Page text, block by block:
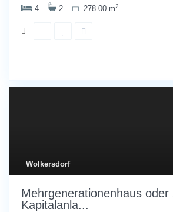
4
2 278.00 m2
Wolkersdorf
Mehrgenerationenhaus oder
Kapitalanla...